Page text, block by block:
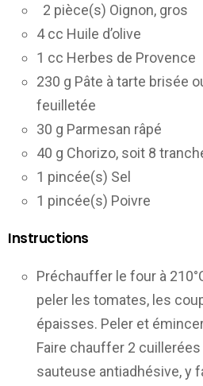
2 pièce(s) Oignon, gros
4 cc Huile d’olive
1 cc Herbes de Provence
230 g Pâte à tarte brisée
feuilletée
30 g Parmesan râpé
40 g Chorizo, soit 8
1 pincée(s) Sel
1 pincée(s) Poivre
Instructions
Préchauffer le four à
peler les tomates, les
épaisses. Peler et
Faire chauffer 2 cuillerées
sauteuse antiadhésive, y